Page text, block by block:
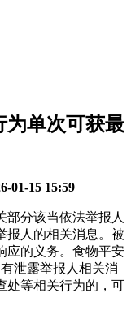
为单次可获最
01-15 15:59
分该当依法举报人
报人的相关消息。被
应的义务。食物平安
泄露举报人相关消
处等相关行为的，可